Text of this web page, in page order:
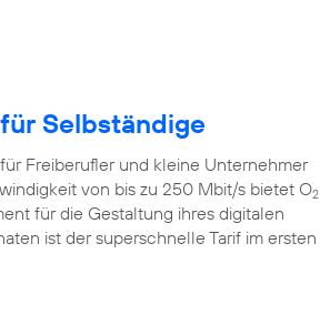
Selbständige
Freiberufler und kleine Unternehmer
von bis zu 250 Mbit/s bietet O2
für die Gestaltung ihres digitalen
ist der superschnelle Tarif im ersten